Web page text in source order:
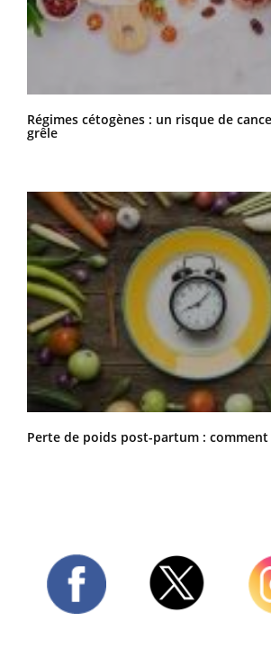
Régimes cétogènes : un risque de
grêle
Perte de poids post-partum : comment